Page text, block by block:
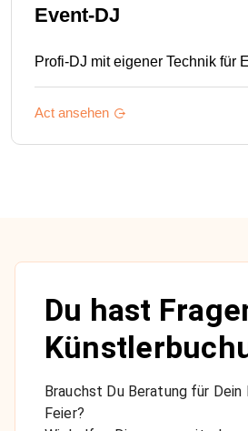
Event-DJ
Profi-DJ mit eigener Technik für
Act ansehen
Du hast
Brauchst Du Beratung für
Feier?